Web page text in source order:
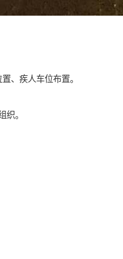
、疾人车位布置。
织。